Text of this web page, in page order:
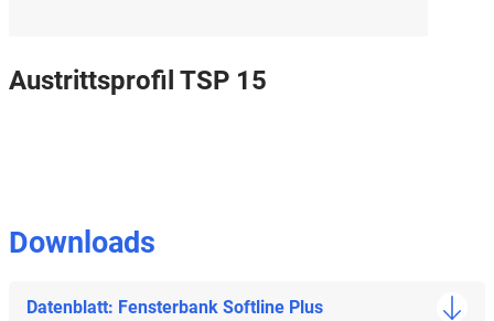
Austrittsprofil TSP 15
Downloads
Datenblatt: Fensterbank Softline Plus